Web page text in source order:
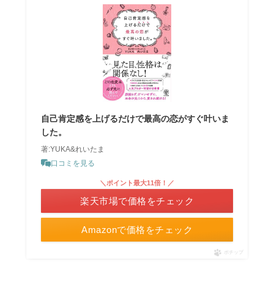
自己肯定感を上げるだけで最高の恋がすぐ叶いま
した。
著:YUKA&れいたま
口コミを見る
Amazonで価格をチェック
＼ポイント最大11倍！／
楽天市場で価格をチェック
ポチップ